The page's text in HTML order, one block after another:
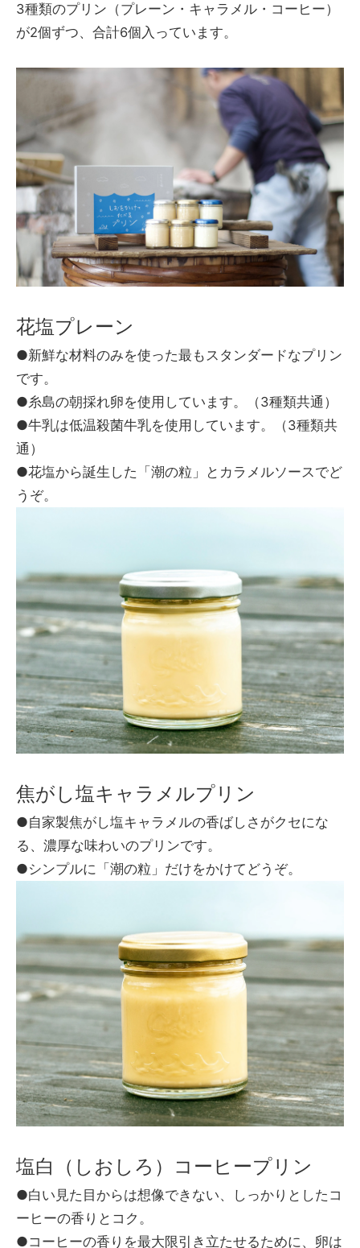
3種類のプリン（プレーン・キャラメル・コーヒー）
が2個ずつ、合計6個入っています。
花塩プレーン
●新鮮な材料のみを使った最もスタンダードなプリン
です。
●糸島の朝採れ卵を使用しています。（3種類共通）
●牛乳は低温殺菌牛乳を使用しています。（3種類共
通）
●花塩から誕生した「潮の粒」とカラメルソースでど
うぞ。
焦がし塩キャラメルプリン
●自家製焦がし塩キャラメルの香ばしさがクセにな
る、濃厚な味わいのプリンです。
●シンプルに「潮の粒」だけをかけてどうぞ。
塩白（しおしろ）コーヒープリン
●白い見た目からは想像できない、しっかりとしたコ
ーヒーの香りとコク。
●コーヒーの香りを最大限引き立たせるために、卵は